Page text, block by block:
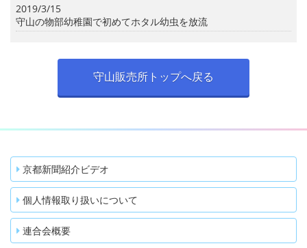
2019/3/15
守山の物部幼稚園で初めてホタル幼虫を放流
守山販売所トップへ戻る
京都新聞紹介ビデオ
個人情報取り扱いについて
連合会概要